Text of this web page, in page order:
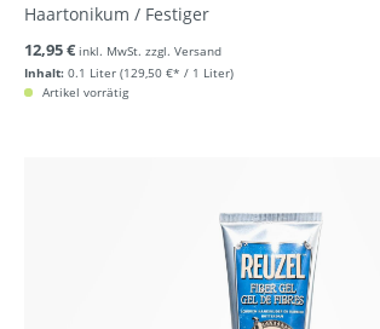
Haartonikum / Festiger
Inhalt: 0.1 Liter (129,50 €* / 1 Liter)
12,95 € inkl. MwSt. zzgl. Versand
Artikel vorrätig